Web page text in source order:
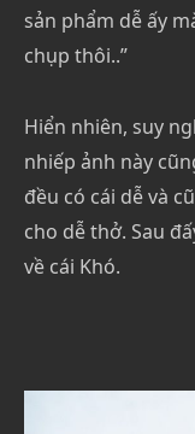
sản phẩm dễ ấy
chụp thôi..”
Hiển nhiên, suy
nhiếp ảnh này
đều có cái dễ và
cho dễ thở. Sau
về cái Khó.